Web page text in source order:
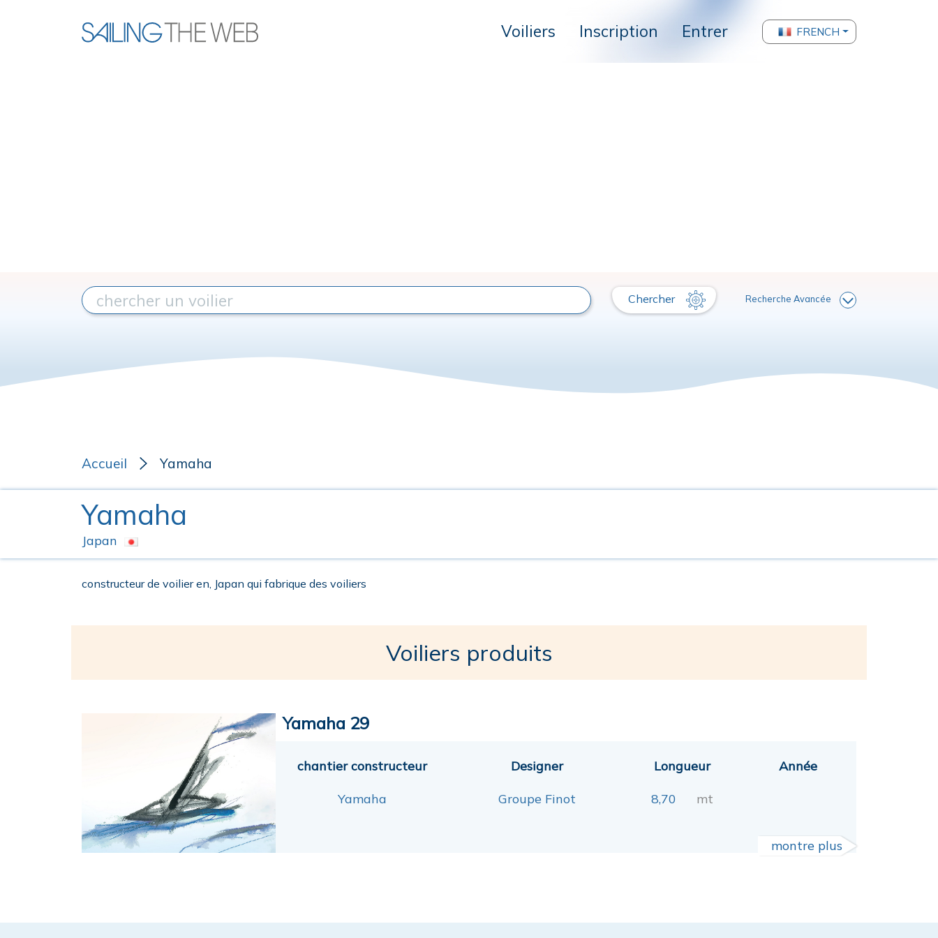
Voiliers Inscription Entrer FRENCH
Chercher Recherche Avancée
Accueil Yamaha
Yamaha
Japan
constructeur de voilier en, Japan qui fabrique des voiliers
Voiliers produits
Yamaha 29
chantier constructeur
Yamaha
Designer
Groupe Finot
Longueur
8,70 mt
Année
montre plus